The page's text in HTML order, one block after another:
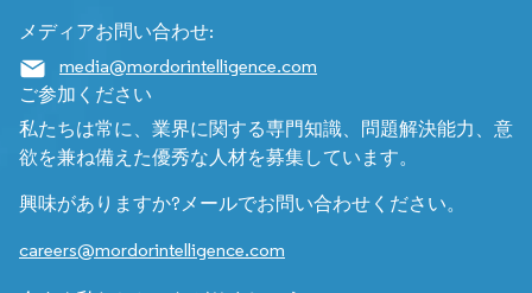
メディアお問い合わせ:
media@mordorintelligence.com
ご参加ください
私たちは常に、業界に関する専門知識、問題解決能力、意
欲を兼ね備えた優秀な人材を募集しています。
興味がありますか?メールでお問い合わせください。
careers@mordorintelligence.com